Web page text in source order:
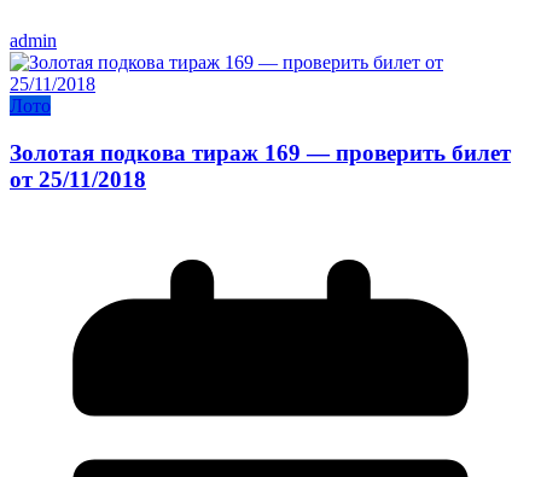
admin
Лото
Золотая подкова тираж 169 — проверить билет
от 25/11/2018